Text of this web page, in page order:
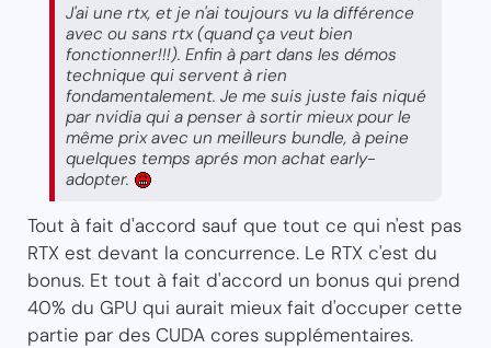
J'ai une rtx, et je n'ai toujours vu la différence
avec ou sans rtx (quand ça veut bien
fonctionner!!!). Enfin à part dans les démos
technique qui servent à rien
fondamentalement. Je me suis juste fais niqué
par nvidia qui a penser à sortir mieux pour le
même prix avec un meilleurs bundle, à peine
quelques temps aprés mon achat early-
adopter.
Tout à fait d'accord sauf que tout ce qui n'est pas
RTX est devant la concurrence. Le RTX c'est du
bonus. Et tout à fait d'accord un bonus qui prend
40% du GPU qui aurait mieux fait d'occuper cette
partie par des CUDA cores supplémentaires.